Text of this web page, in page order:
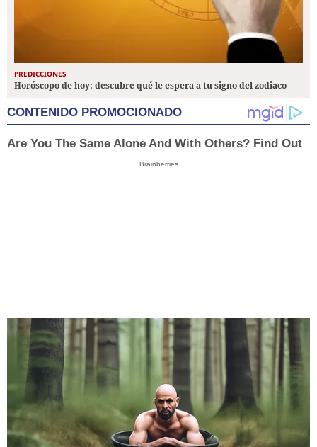
PREDICCIONES
Horóscopo de hoy: descubre qué le espera a tu signo del zodiaco
CONTENIDO PROMOCIONADO
Are You The Same Alone And With Others? Find Out
Brainberries